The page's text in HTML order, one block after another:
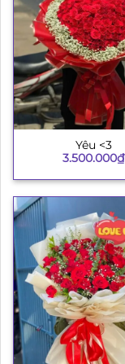
Yêu <3
3.500.000₫